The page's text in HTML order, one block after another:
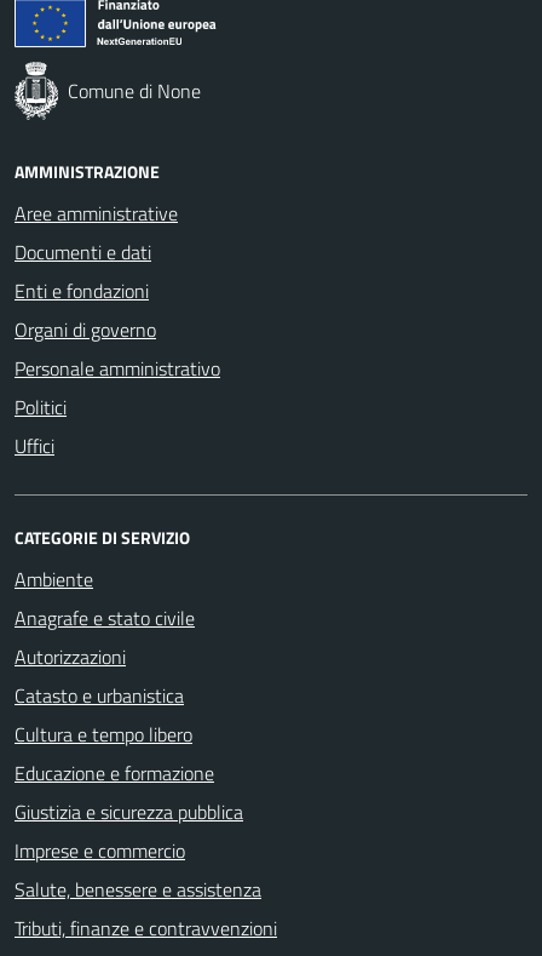
Comune di None
AMMINISTRAZIONE
Aree amministrative
Documenti e dati
Enti e fondazioni
Organi di governo
Personale amministrativo
Politici
Uffici
CATEGORIE DI SERVIZIO
Ambiente
Anagrafe e stato civile
Autorizzazioni
Catasto e urbanistica
Cultura e tempo libero
Educazione e formazione
Giustizia e sicurezza pubblica
Imprese e commercio
Salute, benessere e assistenza
Tributi, finanze e contravvenzioni